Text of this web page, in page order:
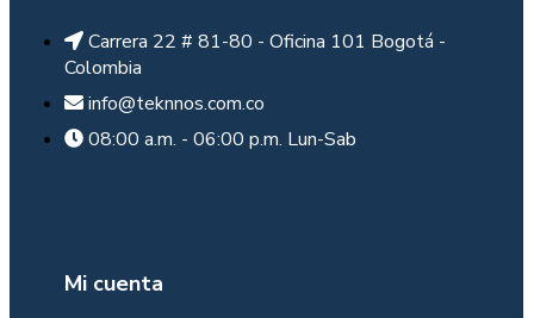
Carrera 22 # 81-80 - Oficina 101 Bogotá -
Colombia
info@teknnos.com.co
08:00 a.m. - 06:00 p.m. Lun-Sab
Mi cuenta